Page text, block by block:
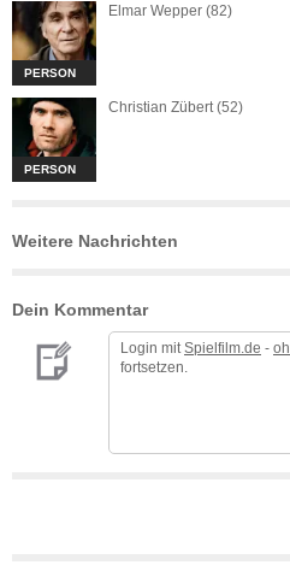
PERSON
Elmar Wepper (82)
PERSON
Christian Zübert (52)
Weitere Nachrichten
Dein Kommentar
Login mit Spielfilm.de -
fortsetzen.